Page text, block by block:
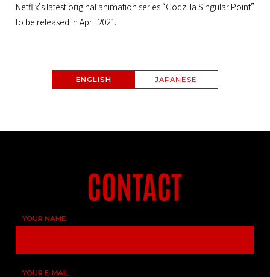
Netflix’s latest original animation series “Godzilla Singular Point”
to be released in April 2021.
ENGLISH JAPANESE
YOUR NAME
YOUR E-MAIL